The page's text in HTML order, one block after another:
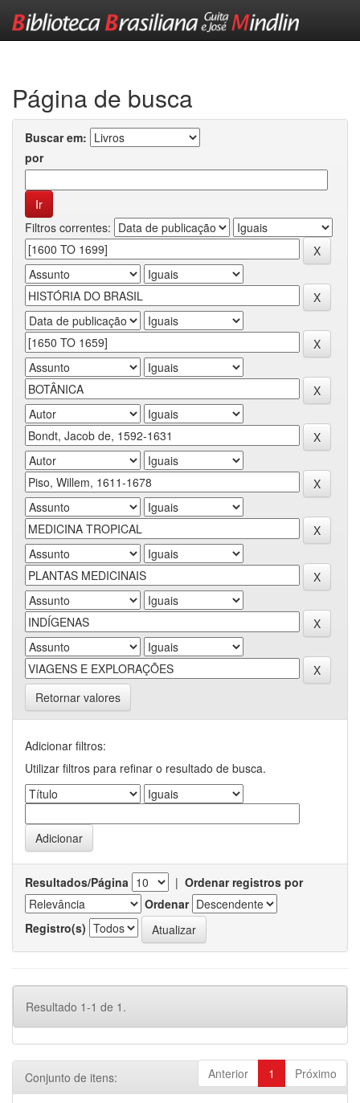
Página de busca
Buscar em:
por
Filtros correntes:
Retornar valores
Adicionar filtros:
Utilizar filtros para refinar o resultado de busca.
Resultados/Página | Ordenar registros por
Ordenar
Registro(s)
Resultado 1-1 de 1.
Anterior 1 Próximo
Conjunto de itens: